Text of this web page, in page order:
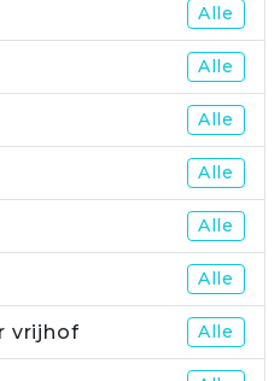
Alle
Alle
Alle
Alle
Alle
Alle
vrijhof Alle